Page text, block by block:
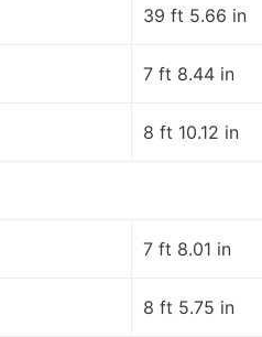
39 ft 5.66 in
7 ft 8.44 in
8 ft 10.12 in
7 ft 8.01 in
8 ft 5.75 in